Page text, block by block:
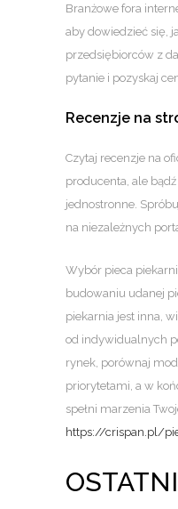
Branżowe fora
aby dowiedzieć się,
przedsiębiorców z
pytanie i pozyskaj
Recenzje na
Czytaj recenzje na
producenta, ale
jednostronne.
na niezależnych
Wybór pieca
budowaniu udanej
piekarnia jest inna,
od indywidualnych
rynek, porównaj
priorytetami, a w
spełni marzenia
https://crispan.pl/